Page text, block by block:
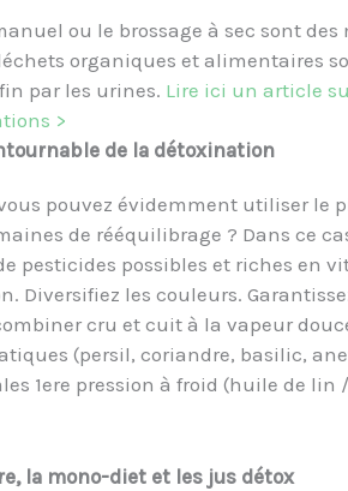
ou le brossage à sec sont
organiques et alimentaires
par les urines. Lire ici un article
>
de la détoxination
pouvez évidemment utiliser
de rééquilibrage ? Dans ce
pesticides possibles et riches en
Diversifiez les couleurs.
cru et cuit à la vapeur
(persil, coriandre, basilic,
1ere pression à froid (huile de
la mono-diet et les jus détox